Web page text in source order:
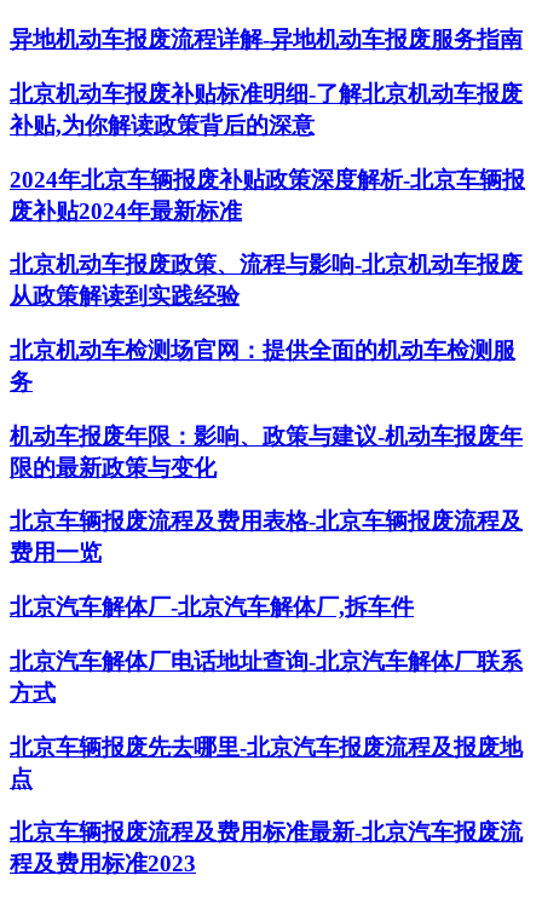
异地机动车报废流程详解-异地机动车报废服务指南
北京机动车报废补贴标准明细-了解北京机动车报废
补贴,为你解读政策背后的深意
2024年北京车辆报废补贴政策深度解析-北京车辆报
废补贴2024年最新标准
北京机动车报废政策、流程与影响-北京机动车报废
从政策解读到实践经验
北京机动车检测场官网：提供全面的机动车检测服
务
机动车报废年限：影响、政策与建议-机动车报废年
限的最新政策与变化
北京车辆报废流程及费用表格-北京车辆报废流程及
费用一览
北京汽车解体厂-北京汽车解体厂,拆车件
北京汽车解体厂电话地址查询-北京汽车解体厂联系
方式
北京车辆报废先去哪里-北京汽车报废流程及报废地
点
北京车辆报废流程及费用标准最新-北京汽车报废流
程及费用标准2023